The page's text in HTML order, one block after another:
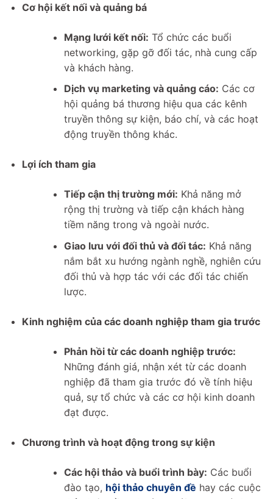
Cơ hội kết nối và quảng bá
Mạng lưới kết nối: Tổ chức các buổi
networking, gặp gỡ đối tác, nhà cung cấp
và khách hàng.
Dịch vụ marketing và quảng cáo: Các cơ
hội quảng bá thương hiệu qua các kênh
truyền thông sự kiện, báo chí, và các hoạt
động truyền thông khác.
Lợi ích tham gia
Tiếp cận thị trường mới: Khả năng mở
rộng thị trường và tiếp cận khách hàng
tiềm năng trong và ngoài nước.
Giao lưu với đối thủ và đối tác: Khả năng
nắm bắt xu hướng ngành nghề, nghiên cứu
đối thủ và hợp tác với các đối tác chiến
lược.
Kinh nghiệm của các doanh nghiệp tham gia trước
Phản hồi từ các doanh nghiệp trước:
Những đánh giá, nhận xét từ các doanh
nghiệp đã tham gia trước đó về tính hiệu
quả, sự tổ chức và các cơ hội kinh doanh
đạt được.
Chương trình và hoạt động trong sự kiện
Các hội thảo và buổi trình bày: Các buổi
đào tạo, hội thảo chuyên đề hay các cuộc